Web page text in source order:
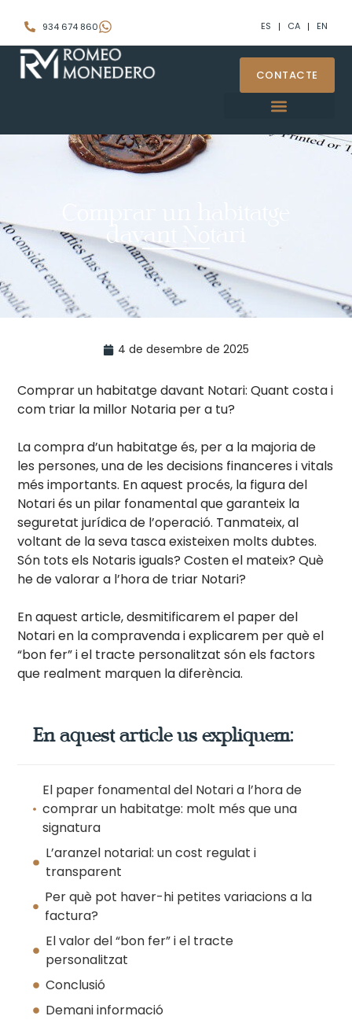
934 674 860 ES CA EN
CONTACTE
davant Notari
4 de desembre de 2025
Comprar un habitatge davant Notari: Quant costa i
com triar la millor Notaria per a tu?
La compra d’un habitatge és, per a la majoria de
les persones, una de les decisions financeres i vitals
més importants. En aquest procés, la figura del
Notari és un pilar fonamental que garanteix la
seguretat jurídica de l’operació. Tanmateix, al
voltant de la seva tasca existeixen molts dubtes.
Són tots els Notaris iguals? Costen el mateix? Què
he de valorar a l’hora de triar Notari?
En aquest article, desmitificarem el paper del
Notari en la compravenda i explicarem per què el
“bon fer” i el tracte personalitzat són els factors
que realment marquen la diferència.
En aquest article us expliquem:
El paper fonamental del Notari a l’hora de
comprar un habitatge: molt més que una
signatura
L’aranzel notarial: un cost regulat i
transparent
Per què pot haver-hi petites variacions a la
factura?
El valor del “bon fer” i el tracte
personalitzat
Conclusió
Demani informació